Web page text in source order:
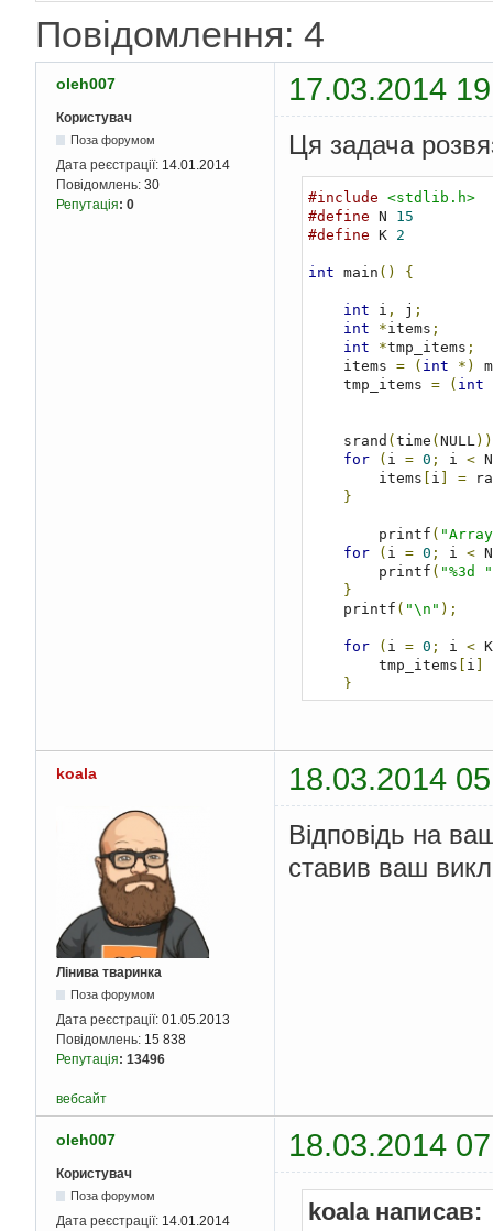
Повідомлення: 4
oleh007 17.03.2014
Користувач
Поза форумом
Дата реєстрації: 14.01.2014
Повідомлень: 30
Репутація: 0
Ця задача
#include <stdlib.h>
#define N 15
#define K 2
int main () {
int i , j ;
int
*items ;
int
*tmp_items ;
    items
= ( int *)
    tmp_items
= ( int
    srand
( time ( NULL
for
( i = 0 ; i < N
        items
i =
}
        printf
(
for
( i = 0 ; i < N
        printf
( "%3d "
}
    printf
( "\n" );
for ( i = 0 ; i < K
        tmp_items
i
}
}
    printf
(
koala 18.03.2014
Лінива тваринка
Поза форумом
Дата реєстрації: 01.05.2013
Повідомлень: 15 838
Репутація: 13496
Відповідь на
ставив ваш
вебсайт
oleh007 18.03.2014
Користувач
Поза форумом
Дата реєстрації: 14.01.2014
koala написав: